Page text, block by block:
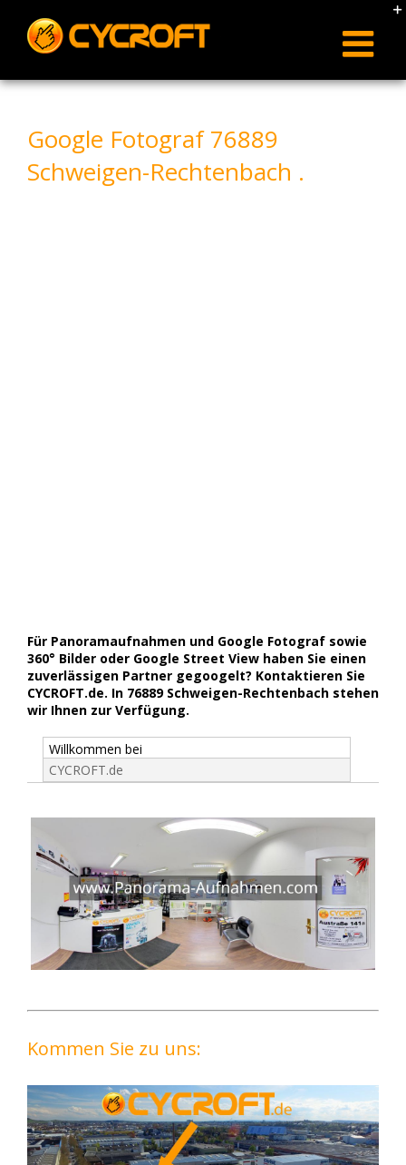
content
Google Fotograf 76889
Schweigen-Rechtenbach .
Für Panoramaufnahmen und Google Fotograf sowie
360° Bilder oder Google Street View haben Sie einen
zuverlässigen Partner gegoogelt? Kontaktieren Sie
CYCROFT.de. In 76889 Schweigen-Rechtenbach stehen
wir Ihnen zur Verfügung.
Willkommen bei
CYCROFT.de
Kommen Sie zu uns: